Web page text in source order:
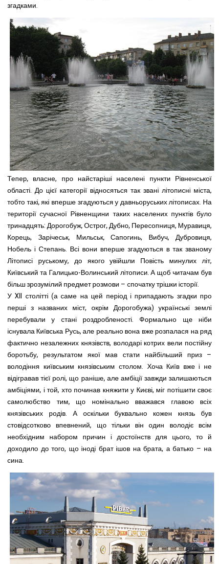
згадками.
Тепер, власне, про найстаріші населені пункти Рівненської
області. До цієї категорії відносяться так звані літописні міста,
тобто такі, які вперше згадуються у давньоруських літописах. На
території сучасної Рівненщини таких населених пунктів було
тринадцять: Дорогобуж, Острог, Дубно, Пересопниця, Муравиця,
Корець, Зарічеськ, Мильськ, Сапогинь, Вибуч, Дубровиця,
Нобель і Степань. Всі вони вперше згадуються в так званому
Літописі руському, до якого увійшли Повість минулих літ,
Київський та Галицько-Волинський літописи. А щоб читачам був
більш зрозумілий предмет розмови – спочатку трішки історії.
У XII столітті (а саме на цей період і припадають згадки про
перші з названих міст, окрім Дорогобужа) українські землі
перебували у стані роздробленості. Формально ще ніби
існувала Київська Русь, але реально вона вже розпалася на ряд
фактично незалежних князівств, володарі котрих вели постійну
боротьбу, результатом якої мав стати найбільший приз –
володіння київським князівським столом. Хоча Київ вже і не
відігравав тієї ролі, що раніше, але амбіції завжди залишаються
амбіціями, і той, хто починав княжити у Києві, міг потішити своє
самолюбство тим, що номінально вважався главою всіх
князівських родів. А оскільки буквально кожен князь був
стовідсотково впевнений, що тільки він один володіє всім
необхідним набором причин і достоїнств для цього, то й
доходило до того, що іноді брат ішов на брата, а батько – на
сина.